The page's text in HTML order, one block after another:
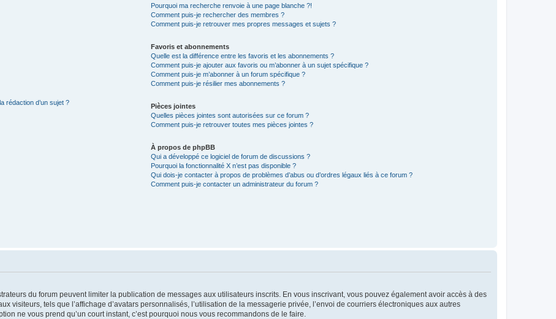
rédaction d’un sujet ?
Pourquoi ma recherche renvoie à une page blanche ?!
Comment puis-je rechercher des membres ?
Comment puis-je retrouver mes propres messages et sujets ?
Favoris et abonnements
Quelle est la différence entre les favoris et les abonnements ?
Comment puis-je ajouter aux favoris ou m’abonner à un sujet spécifique ?
Comment puis-je m’abonner à un forum spécifique ?
Comment puis-je résilier mes abonnements ?
Pièces jointes
Quelles pièces jointes sont autorisées sur ce forum ?
Comment puis-je retrouver toutes mes pièces jointes ?
À propos de phpBB
Qui a développé ce logiciel de forum de discussions ?
Pourquoi la fonctionnalité X n’est pas disponible ?
Qui dois-je contacter à propos de problèmes d’abus ou d’ordres légaux liés à ce forum ?
Comment puis-je contacter un administrateur du forum ?
du forum peuvent limiter la publication de messages aux utilisateurs inscrits. En vous inscrivant, vous pouvez également avoir accès à des
visiteurs, tels que l’affichage d’avatars personnalisés, l’utilisation de la messagerie privée, l’envoi de courriers électroniques aux autres
ne vous prend qu’un court instant, c’est pourquoi nous vous recommandons de le faire.